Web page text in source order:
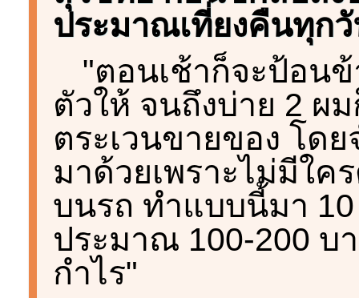
ประมาณเที่ยงคืนทุก
"ตอนเช้าก็จะป้อน
ตัวให้ จนถึงบ่าย 2 ผ
ตระเวนขายของ โด
มาด้วยเพราะไม่มีใค
บนรถ ทำแบบนี้มา
ประมาณ 100-200 บ
กำไร"